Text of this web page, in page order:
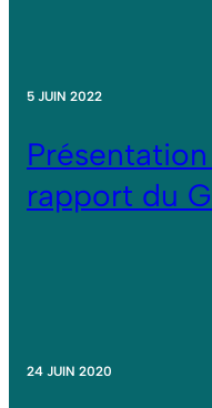
5 JUIN 2022
rapport du
24 JUIN 2020